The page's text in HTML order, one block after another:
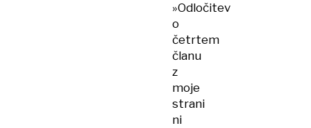
»Odločitev
o
četrtem
članu
z
moje
strani
ni